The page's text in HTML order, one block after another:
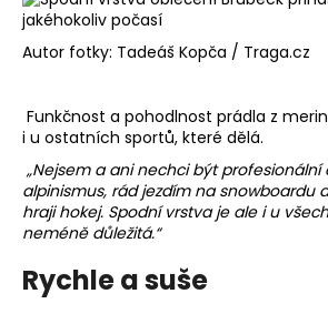
Autor fotky: Tadeáš Kopča / Traga.cz
Funkčnost a pohodlnost prádla z
i u ostatních sportů, které dělá.
„Nejsem a ani nechci být profesionální
alpinismus, rád jezdím na snowboardu
hraji hokej. Spodní vrstva je ale i u
neméně důležitá.“
Rychle a suše